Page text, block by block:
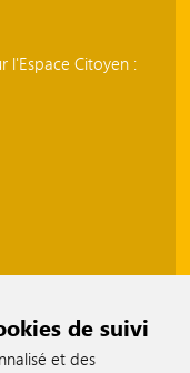
de suivi
et des
l'Espace Citoyen :